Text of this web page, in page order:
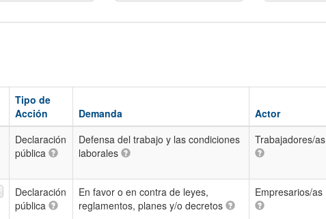
Tipo de
Acción
Demanda Actor
Declaración
pública
Defensa del trabajo y las condiciones
laborales
Trabajadores/as
Declaración
pública
En favor o en contra de leyes,
reglamentos, planes y/o decretos
Empresarios/as